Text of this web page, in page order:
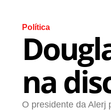
Política
na
O presidente da Alerj